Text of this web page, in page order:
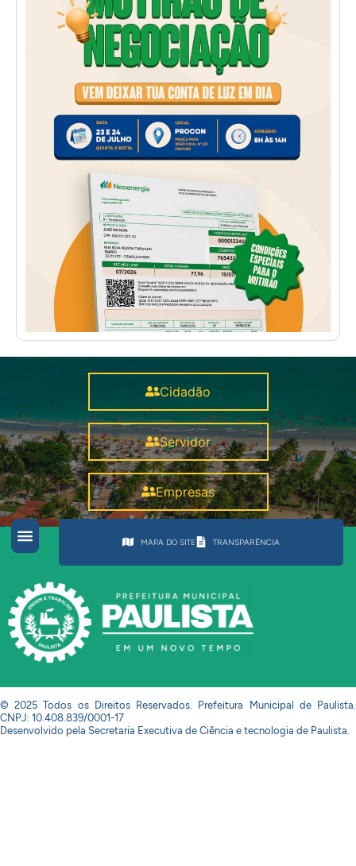
Cidadão
Servidor
Empresas
MAPA DO SITE TRANSPARÊNCIA
© 2025 Todos os Direitos Reservados. Prefeitura Municipal de Paulista.
CNPJ: 10.408.839/0001-17
Desenvolvido pela Secretaria Executiva de Ciência e tecnologia de Paulista.